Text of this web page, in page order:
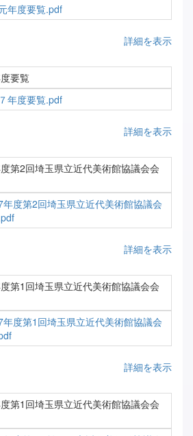
年度要覧.pdf
詳細を表示
要覧
年度要覧.pdf
詳細を表示
第2回埼玉県立近代美術館協議会会
年度第2回埼玉県立近代美術館協議会
詳細を表示
第1回埼玉県立近代美術館協議会会
年度第1回埼玉県立近代美術館協議会
詳細を表示
第1回埼玉県立近代美術館協議会会